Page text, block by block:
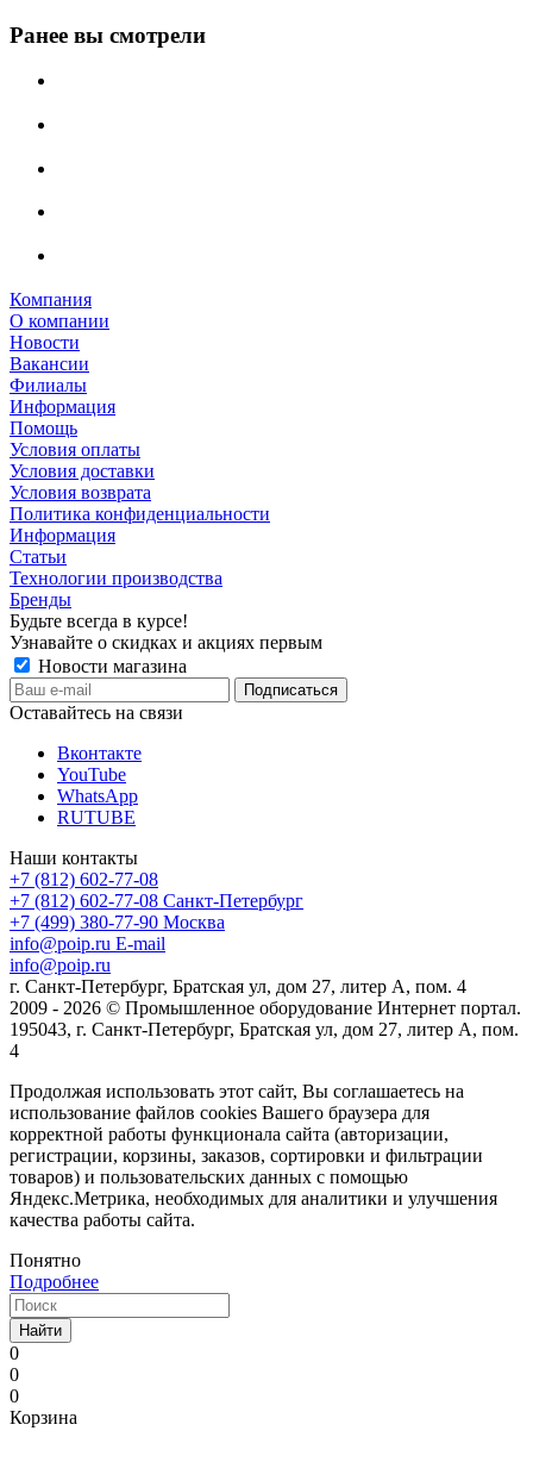
Ранее вы смотрели
Компания
О компании
Новости
Вакансии
Филиалы
Информация
Помощь
Условия оплаты
Условия доставки
Условия возврата
Политика конфиденциальности
Информация
Статьи
Технологии производства
Бренды
Будьте всегда в курсе!
Узнавайте о скидках и акциях первым
Новости магазина
Оставайтесь на связи
Вконтакте
YouTube
WhatsApp
RUTUBE
Наши контакты
+7 (812) 602-77-08
+7 (812) 602-77-08 Санкт-Петербург
+7 (499) 380-77-90 Москва
info@poip.ru E-mail
info@poip.ru
г. Санкт-Петербург, Братская ул, дом 27, литер А, пом. 4
2009 - 2026 © Промышленное оборудование Интернет портал.
195043, г. Санкт-Петербург, Братская ул, дом 27, литер А, пом.
4
Продолжая использовать этот сайт, Вы соглашаетесь на
использование файлов cookies Вашего браузера для
корректной работы функционала сайта (авторизации,
регистрации, корзины, заказов, сортировки и фильтрации
товаров) и пользовательских данных с помощью
Яндекс.Метрика, необходимых для аналитики и улучшения
качества работы сайта.
Понятно
Подробнее
Найти
0
0
0
Корзина